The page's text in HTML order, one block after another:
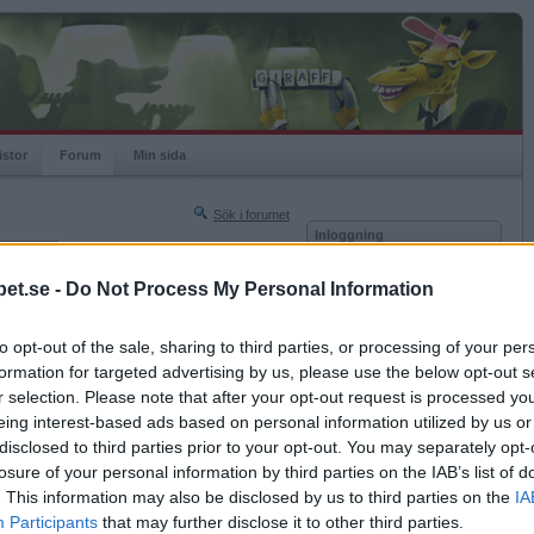
- Do Not Process My Personal Information
opt-out of the sale, sharing to third parties, or processing of your
for targeted advertising by us, please use the below opt-out
selection. Please note that after your opt-out request is processed
interest-based ads based on personal information utilized by us
to third parties prior to your opt-out. You may separately
of your personal information by third parties on the IAB’s list of
This information may also be disclosed by us to third parties on the
Participants that may further disclose it to other third parties.
Forum Min sida
Sök i forumet
Nästa sida »
2011-08-05 20:38
Inloggning
Kom ihåg mig
Glömt ditt lösenord?
Få ny aktiveringslänk
Betapet är gratis!